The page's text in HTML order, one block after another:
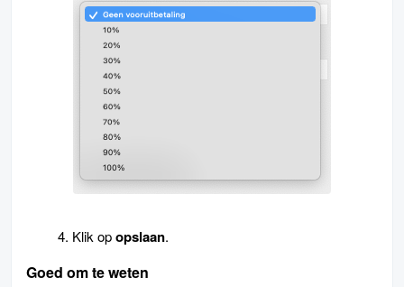
4. Klik opopslaan.
Goed om te weten